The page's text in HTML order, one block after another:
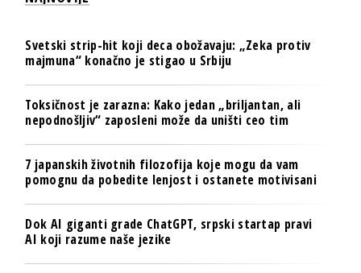
Svetski strip-hit koji deca obožavaju: „Zeka protiv
majmuna“ konačno je stigao u Srbiju
Toksičnost je zarazna: Kako jedan „briljantan, ali
nepodnošljiv“ zaposleni može da uništi ceo tim
7 japanskih životnih filozofija koje mogu da vam
pomognu da pobedite lenjost i ostanete motivisani
Dok AI giganti grade ChatGPT, srpski startap pravi
AI koji razume naše jezike